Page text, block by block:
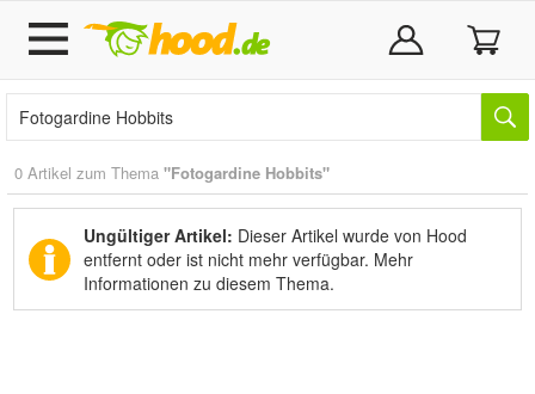
0 Artikel zum Thema "Fotogardine Hobbits"
Ungültiger Artikel: Dieser Artikel wurde von Hood
entfernt oder ist nicht mehr verfügbar. Mehr
Informationen zu diesem Thema.